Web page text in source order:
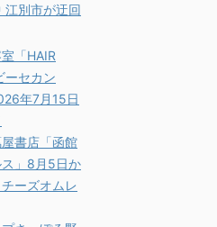
江別市が迂回
「HAIR
ーセカン
年7月15日
屋書店「函館
」8月5日か
ーズオムレ